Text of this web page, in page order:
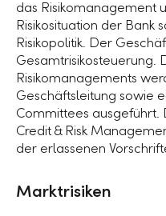
das Risikomanagement
Risikosituation der Bank
Risikopolitik. Der
Gesamtrisikosteuerung.
Risikomanagements
Geschäftsleitung sowie
Committees ausgeführt.
Credit & Risk
der erlassenen
Marktrisiken